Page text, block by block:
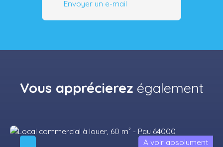
Envoyer un e-mail
Vous apprécierez également
A voir absolument